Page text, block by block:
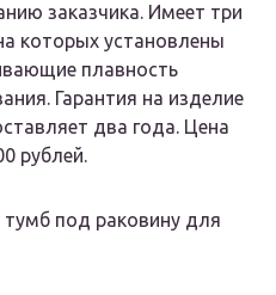
заказчика. Имеет три
которых установлены
плавность
Гарантия на изделие
два года. Цена
рублей.
под раковину для